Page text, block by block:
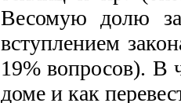
Весомую долю
вступлением
19% вопросов). В
доме и как